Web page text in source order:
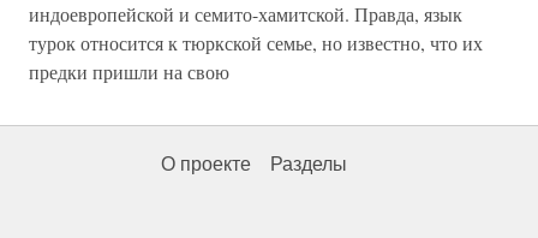
индоевропейской и семито-хамитской. Правда, язык
турок относится к тюркской семье, но известно, что их
предки пришли на свою
О проекте Разделы